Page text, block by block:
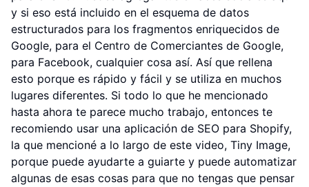
y si eso está incluido en el esquema de datos
estructurados para los fragmentos enriquecidos de
Google, para el Centro de Comerciantes de Google,
para Facebook, cualquier cosa así. Así que rellena
esto porque es rápido y fácil y se utiliza en muchos
lugares diferentes. Si todo lo que he mencionado
hasta ahora te parece mucho trabajo, entonces te
recomiendo usar una aplicación de SEO para Shopify,
la que mencioné a lo largo de este video, Tiny Image,
porque puede ayudarte a guiarte y puede automatizar
algunas de esas cosas para que no tengas que pensar